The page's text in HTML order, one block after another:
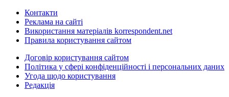
Контакти
Реклама на сайті
Використання матеріалів korrespondent.net
Правила користування сайтом
Договір користування сайтом
Політика у сфері конфіденційності і персональних даних
Угода щодо користування
Редакція